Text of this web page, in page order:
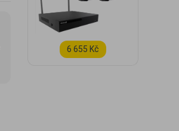
6 655 Kč